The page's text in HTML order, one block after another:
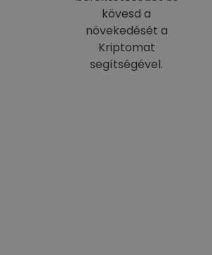
kövesd a
növekedését a
Kriptomat
segítségével.